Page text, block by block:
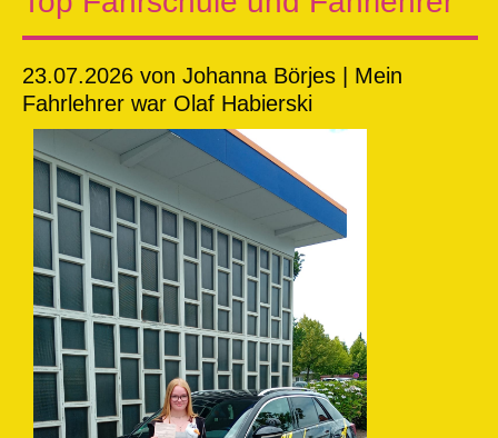
23.07.2026 von Johanna Börjes | Mein
Fahrlehrer war Olaf Habierski